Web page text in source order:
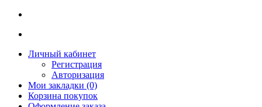
Личный кабинет
Регистрация
Авторизация
Мои закладки (0)
Корзина покупок